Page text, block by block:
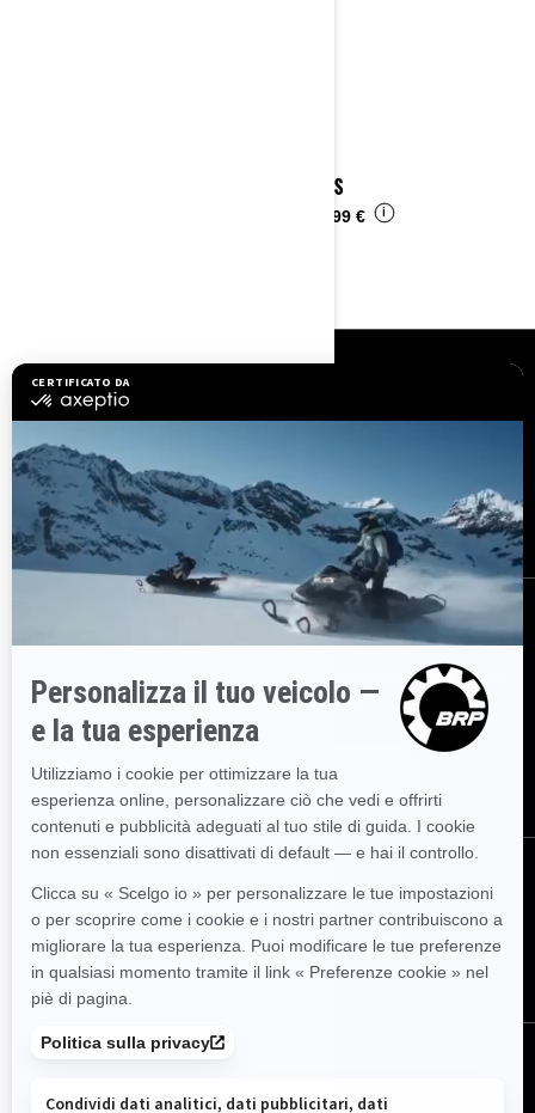
2023 DS
6.499 € i
Assistenza clienti
Opportunità di lavoro
Diventare concessionario
Richiami di sicurezza
BRP Experiences
ISCRIVITI
Partecipa alla Newsletter.
Sii il primo a ricevere informazioni su
eventi, novità e promozioni.
ISCRIVITI
SEGUICI